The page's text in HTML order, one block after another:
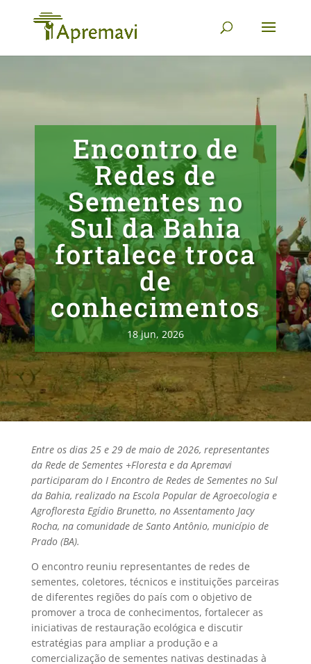
Encontro de
Redes de
Sementes no
Sul da Bahia
fortalece troca
de
conhecimentos
18 jun, 2026
Entre os dias 25 e 29 de maio de 2026, representantes
da Rede de Sementes +Floresta e da Apremavi
participaram do I Encontro de Redes de Sementes no Sul
da Bahia, realizado na Escola Popular de Agroecologia e
Agrofloresta Egídio Brunetto, no Assentamento Jacy
Rocha, na comunidade de Santo Antônio, município de
Prado (BA).
O encontro reuniu representantes de redes de
sementes, coletores, técnicos e instituições parceiras
de diferentes regiões do país com o objetivo de
promover a troca de conhecimentos, fortalecer as
iniciativas de restauração ecológica e discutir
estratégias para ampliar a produção e a
comercialização de sementes nativas destinadas à